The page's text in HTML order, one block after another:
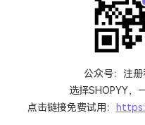
公众号：注
选择SHOPYY，
点击链接免费试用：